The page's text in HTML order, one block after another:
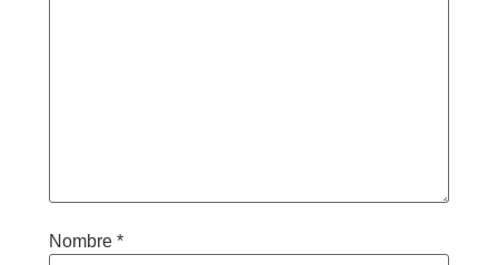
Nombre *